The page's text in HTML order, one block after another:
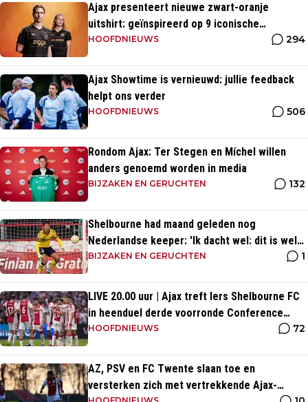
Ajax presenteert nieuwe zwart-oranje
uitshirt: geïnspireerd op 9 iconische
momenten uit clubhistorie
HOOFDNIEUWS 294
Ajax Showtime is vernieuwd: jullie feedback
helpt ons verder
HOOFDNIEUWS 506
Rondom Ajax: Ter Stegen en Míchel willen
anders genoemd worden in media
BIJZAKEN EN GERUCHTEN 132
Shelbourne had maand geleden nog
Nederlandse keeper: 'Ik dacht wel: dit is wel
héél Iers'
BIJZAKEN EN GERUCHTEN 1
LIVE 20.00 uur | Ajax treft Iers Shelbourne FC
in heenduel derde voorronde Conference
League
HOOFDNIEUWS 72
AZ, PSV en FC Twente slaan toe en
versterken zich met vertrekkende Ajax-